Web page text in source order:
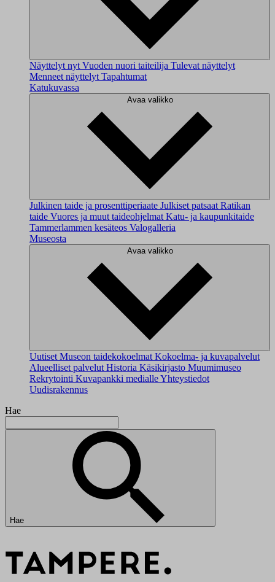
Näyttelyt nyt Vuoden nuori taiteilija Tulevat näyttelyt
Menneet näyttelyt Tapahtumat
Katukuvassa
Avaa valikko
Julkinen taide ja prosenttiperiaate Julkiset patsaat Ratikan
taide Vuores ja muut taideohjelmat Katu- ja kaupunkitaide
Tammerlammen kesäteos Valogalleria
Museosta
Avaa valikko
Uutiset Museon taidekokoelmat Kokoelma- ja kuvapalvelut
Alueelliset palvelut Historia Käsikirjasto Muumimuseo
Rekrytointi Kuvapankki medialleYhteystiedot
Uudisrakennus
Hae
Hae